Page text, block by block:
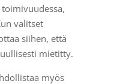
valitset
siihen, että
mietitty.
myös